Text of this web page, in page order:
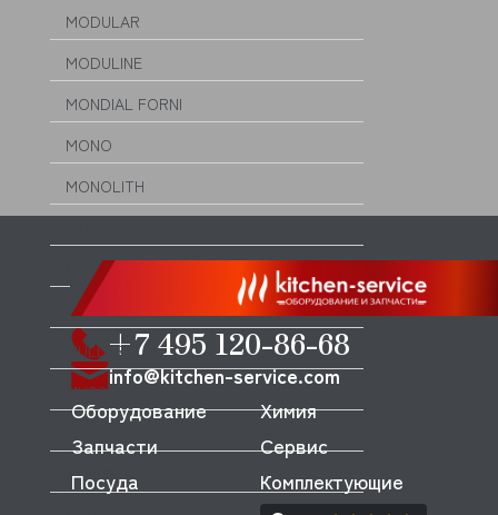
MODULAR
MODULINE
MONDIAL FORNI
MONO
MONOLITH
MORETTI
MORICE
MULLER
MUSSO
NEMOX
+7 495 120-86-68
info@kitchen-service.com
Оборудование
Запчасти
Посуда
Химия
Сервис
Комплектующие